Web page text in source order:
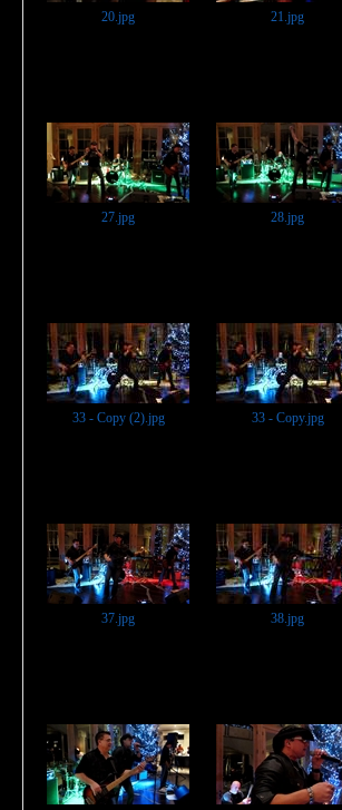
20.jpg 21.jpg
27.jpg 28.jpg
33 - Copy (2).jpg 33 - Copy.jpg
37.jpg 38.jpg